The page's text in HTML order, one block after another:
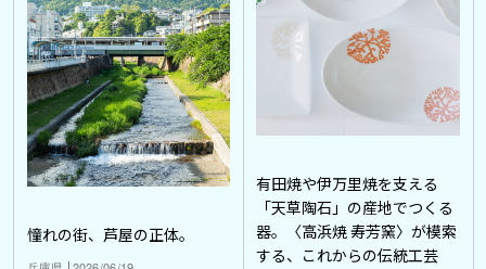
憧れの街、芦屋の正体。
有田焼や伊万里焼を支える
「天草陶石」の産地でつくる
器。〈高浜焼 寿芳窯〉が模索
する、これからの伝統工芸